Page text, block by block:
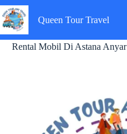
Skip
to
content
Queen Tour Travel
Rental Mobil Di Astana Anyar